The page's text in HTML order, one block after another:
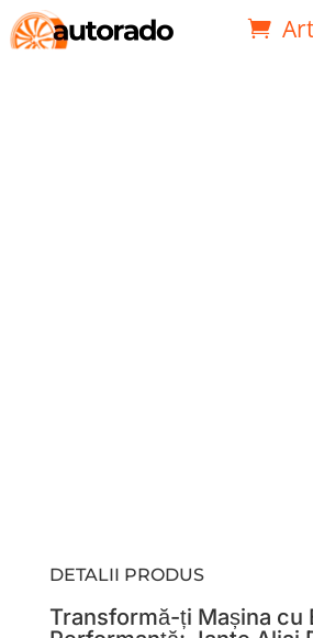
DETALII PRODUS
Transformă-ți Mașina cu